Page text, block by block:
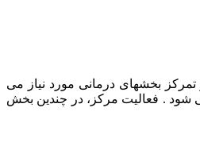
متخصص و تمرکز بخشهای درمانی مورد نیاز می
شود . فعالیت مرکز، در چندین بخش